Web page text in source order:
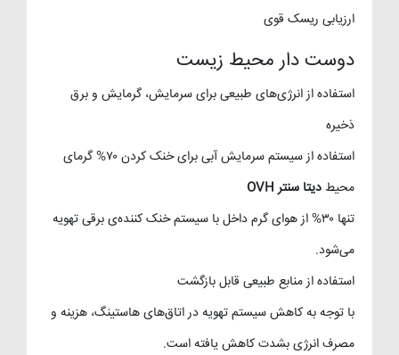
ارزیابی ریسک قوی
دوست دار محیط زیست
استفاده از انرژی‌های طبیعی برای سرمایش، گرمایش و برق
ذخیره
استفاده از سیستم سرمایش آبی برای خنک کردن ۷۰% گرمای
محیطدیتا سنتر OVH
تنها ۳۰% از هوای گرم داخل با سیستم خنک کننده‌ی برقی تهویه
می‌شود.
استفاده از منابع طبیعی قابل بازگشت
با توجه به کاهش سیستم تهویه در اتاق‌های هاستینگ، هزینه و
مصرف انرژی بشدت کاهش یافته است.